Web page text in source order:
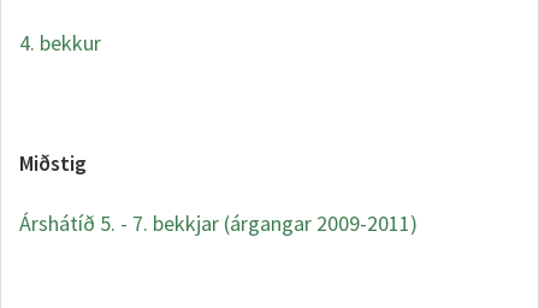
4. bekkur
Miðstig
Árshátíð 5. - 7. bekkjar (árgangar 2009-2011)